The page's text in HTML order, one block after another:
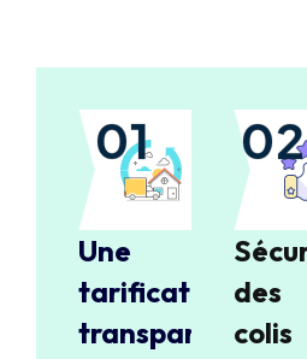
01
Une
tarification
transparente
02
des
colis